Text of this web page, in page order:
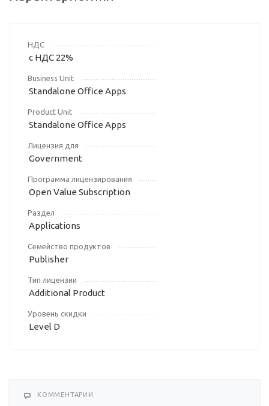
НДС
с НДС 22%
Business Unit
Standalone Office Apps
Product Unit
Standalone Office Apps
Лицензия для
Government
Программа лицензирования
Open Value Subscription
Раздел
Applications
Семейство продуктов
Publisher
Тип лицензии
Additional Product
Уровень скидки
Level D
КОММЕНТАРИИ